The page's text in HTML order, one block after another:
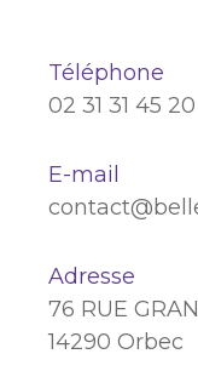
Téléphone
02 31 31 45 20
E-mail
Adresse
76 RUE
14290 Orbec